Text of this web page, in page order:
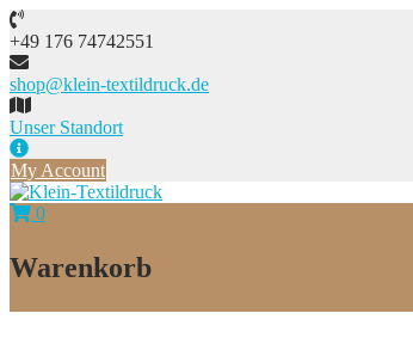
Skip
to
content
+49 176 74742551
shop@klein-textildruck.de
Unser Standort
My Account
0
Warenkorb